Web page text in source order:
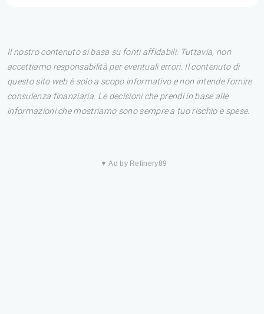
Il nostro contenuto si basa su fonti affidabili. Tuttavia, non
accettiamo responsabilità per eventuali errori. Il contenuto di
questo sito web è solo a scopo informativo e non intende fornire
consulenza finanziaria. Le decisioni che prendi in base alle
informazioni che mostriamo sono sempre a tuo rischio e spese.
▼ Ad by Refinery89